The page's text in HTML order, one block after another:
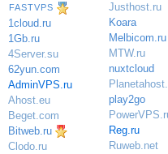
FASTVPS
1cloud.ru
1Gb.ru
4Server.su
62yun.com
AdminVPS.ru
Ahost.eu
Beget.com
Bitweb.ru
Clodo.ru
Justhost.ru
Koara
Melbicom.ru
MTW.ru
nuxtcloud
play2go
Reg.ru
Ruweb.net